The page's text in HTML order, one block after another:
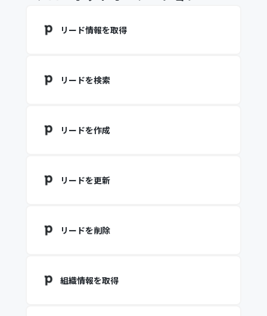
リード情報を取得
リードを検索
リードを作成
リードを更新
リードを削除
組織情報を取得